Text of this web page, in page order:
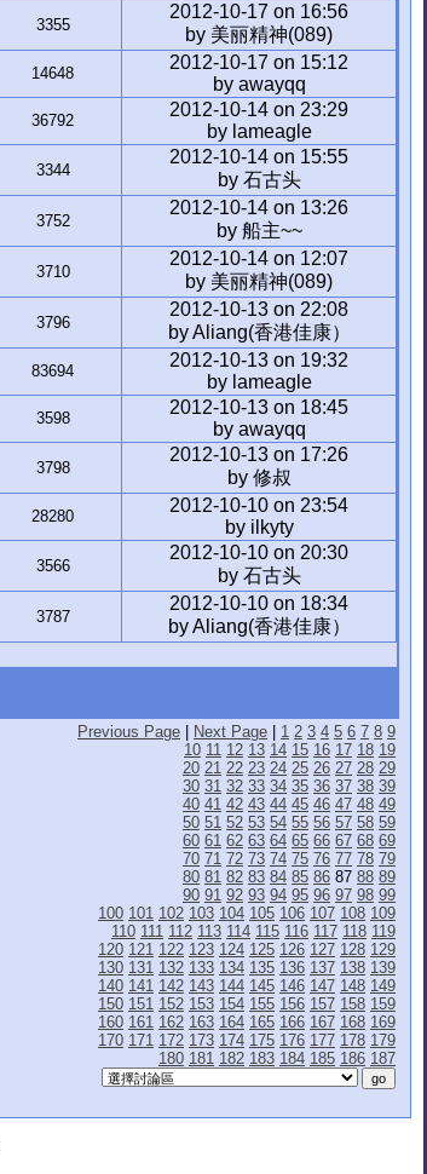
3355
2012-10-17 on 16:56
by 美丽精神(089)
14648
2012-10-17 on 15:12
by awayqq
36792
2012-10-14 on 23:29
by lameagle
3344
2012-10-14 on 15:55
by 石古头
3752
2012-10-14 on 13:26
by 船主~~
3710
2012-10-14 on 12:07
by 美丽精神(089)
3796
2012-10-13 on 22:08
by Aliang(香港佳康）
83694
2012-10-13 on 19:32
by lameagle
3598
2012-10-13 on 18:45
by awayqq
3798
2012-10-13 on 17:26
by 修叔
28280
2012-10-10 on 23:54
by ilkyty
3566
2012-10-10 on 20:30
by 石古头
3787
2012-10-10 on 18:34
by Aliang(香港佳康）
Previous Page Next Page 1 2 3 4 5 6 7 8 9
10 11 12 13 14 15 16 17 18 19
20 21 22 23 24 25 26 27 28 29
30 31 32 33 34 35 36 37 38 39
40 41 42 43 44 45 46 47 48 49
50 51 52 53 54 55 56 57 58 59
60 61 62 63 64 65 66 67 68 69
70 71 72 73 74 75 76 77 78 79
80 81 82 83 84 85 86 87 88 89
90 91 92 93 94 95 96 97 98 99
100 101 102 103 104 105 106 107 108 109
110 111 112 113 114 115 116 117 118 119
120 121 122 123 124 125 126 127 128 129
130 131 132 133 134 135 136 137 138 139
140 141 142 143 144 145 146 147 148 149
150 151 152 153 154 155 156 157 158 159
160 161 162 163 164 165 166 167 168 169
170 171 172 173 174 175 176 177 178 179
180 181 182 183 184 185 186 187